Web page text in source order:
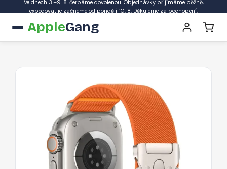
Ve dnech 3.–9. 8. čerpáme dovolenou. Objednávky přijímáme běžně,
expedovat je začneme od pondělí 10. 8. Děkujeme za pochopení.
AppleGang
Řemínek